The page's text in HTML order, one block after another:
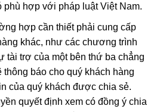
phù hợp với pháp luật Việt Nam.
hợp cần thiết phải cung cấp
khác, như các chương trình
tài trợ của một bên thứ ba chẳng
thông báo cho quý khách hàng
của quý khách được chia sẻ.
quyết định xem có đồng ý chia